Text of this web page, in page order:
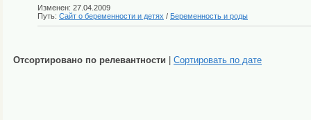
Изменен: 27.04.2009
Путь: Сайт о беременности и детях / Беременность и роды
Отсортировано по релевантности Сортировать по дате